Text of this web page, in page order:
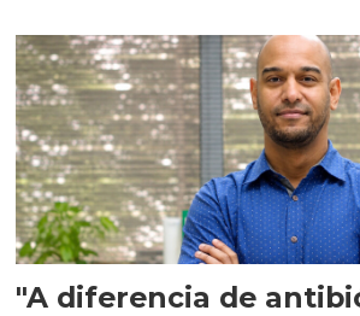
"A diferencia de